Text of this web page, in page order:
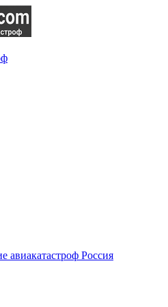
авиакатастроф Россия